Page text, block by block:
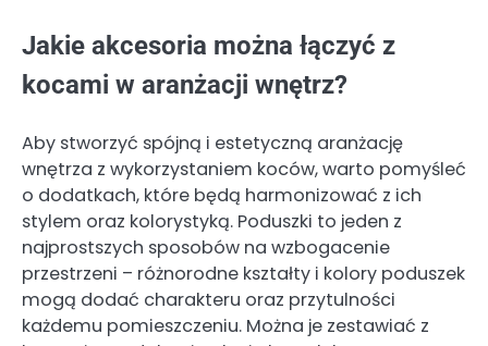
Jakie akcesoria można łączyć z
kocami w aranżacji wnętrz?
Aby stworzyć spójną i estetyczną aranżację
wnętrza z wykorzystaniem koców, warto pomyśleć
o dodatkach, które będą harmonizować z ich
stylem oraz kolorystyką. Poduszki to jeden z
najprostszych sposobów na wzbogacenie
przestrzeni – różnorodne kształty i kolory poduszek
mogą dodać charakteru oraz przytulności
każdemu pomieszczeniu. Można je zestawiać z